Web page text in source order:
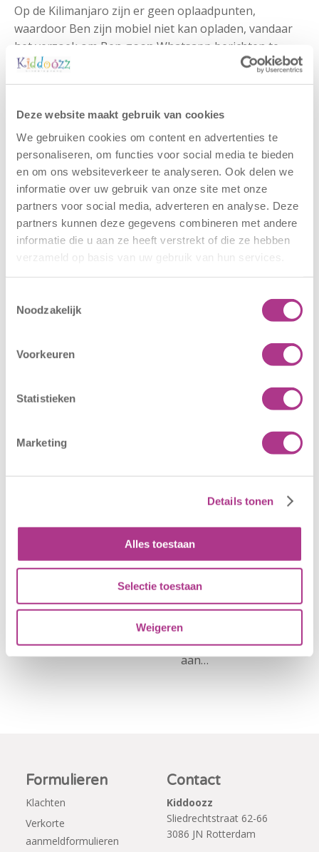
Deze website maakt gebruik van cookies
We gebruiken cookies om content en advertenties te
personaliseren, om functies voor social media te bieden
en om ons websiteverkeer te analyseren. Ook delen we
informatie over uw gebruik van onze site met onze
partners voor social media, adverteren en analyse. Deze
partners kunnen deze gegevens combineren met andere
informatie die u aan ze heeft verstrekt of die ze hebben
verzameld op basis van uw gebruik van hun services.
Noodzakelijk
Voorkeuren
Statistieken
Marketing
Details tonen
Alles toestaan
Selectie toestaan
Weigeren
Op de Kilimanjaro zijn er geen oplaadpunten,
waardoor Ben zijn mobiel niet kan opladen, vandaar
het verzoek om Ben geen Whatsapp berichten te
sturen.
Hartelijk dank, ook voor alle steun tot nu toe!
Wil jij of jouw team/locatie Ben steunen in zijn missie
voor de Warchild? Doneren kan via
https://kilichallenge.voorwarchild.nl/fundraisers/ben-
schnieders/donate
Gerelateerde berichten
– Sport BSO
16 juli 2026
Oldegaarde
Sport BSO
Oldegaarde aan
het juiste adres!
september…
het afgegeven
weeralarm voor
locaties van
Kiddoozz
Kinderopvang
morgen gesloten
blijven. Bijgaand
bericht is zojuist
aan…
Formulieren
Klachten
Verkorte
aanmeldformulieren
Contact
Kiddoozz
Sliedrechtstraat 62-66
3086 JN Rotterdam